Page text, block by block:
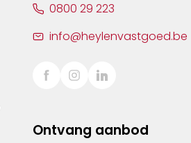
0800 29 223
info@heylenvastgoed.be
Ontvang aanbod